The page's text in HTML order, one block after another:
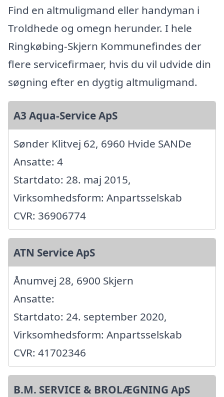
Find en altmuligmand eller handyman i
Troldhede og omegn herunder. I hele
Ringkøbing-Skjern Kommunefindes der
flere servicefirmaer, hvis du vil udvide din
søgning efter en dygtig altmuligmand.
A3 Aqua-Service ApS
Sønder Klitvej 62, 6960 Hvide SANDe
Ansatte: 4
Startdato: 28. maj 2015,
Virksomhedsform: Anpartsselskab
CVR: 36906774
ATN Service ApS
Ånumvej 28, 6900 Skjern
Ansatte:
Startdato: 24. september 2020,
Virksomhedsform: Anpartsselskab
CVR: 41702346
B.M. SERVICE & BROLÆGNING ApS